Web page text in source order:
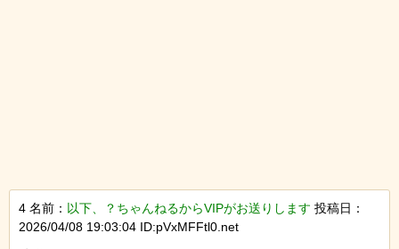
4 名前： 以下、？ちゃんねるからVIPがお送りします 投稿日：
2026/04/08 19:03:04 ID:pVxMFFtl0.net